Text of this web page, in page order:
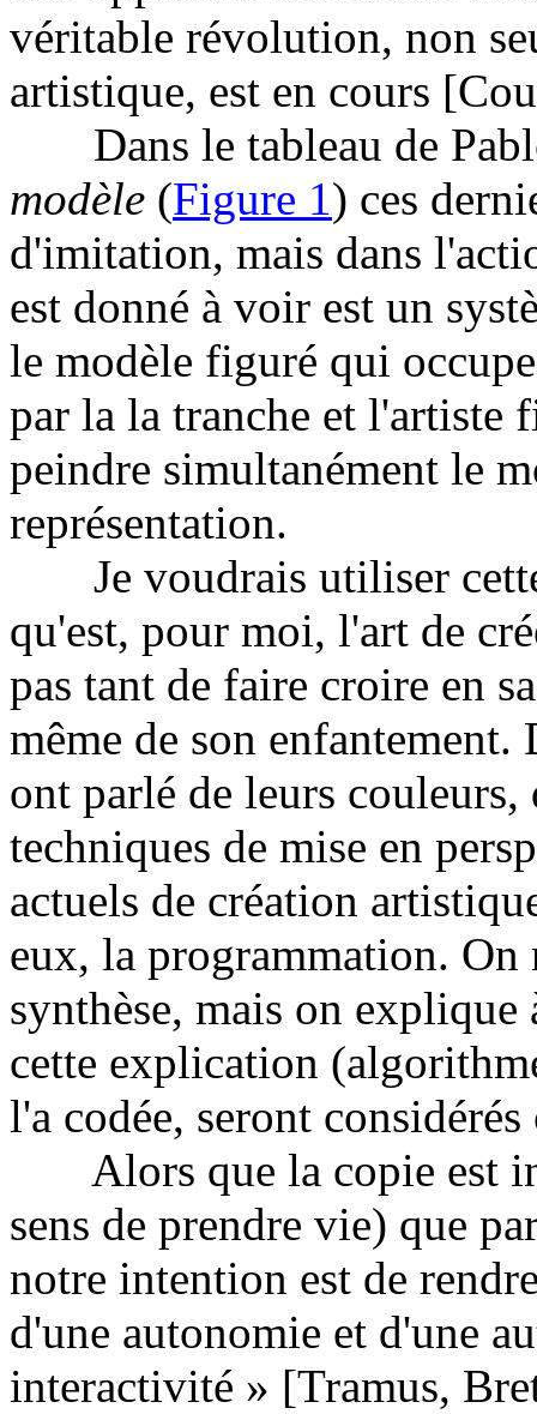
véritable révolution, non
artistique, est en cours
Dans le tableau de
modèle (Figure 1) ces
d'imitation, mais dans
est donné à voir est un
le modèle figuré qui
par la la tranche et l'artiste
peindre simultanément le
représentation.
Je voudrais utiliser
qu'est, pour moi, l'art de
pas tant de faire croire en
même de son enfantement.
ont parlé de leurs
techniques de mise en
actuels de création
eux, la programmation. On
synthèse, mais on
cette explication
l'a codée, seront
Alors que la copie est
sens de prendre vie) que
notre intention est de
d'une autonomie et d'une
interactivité » [Tramus,